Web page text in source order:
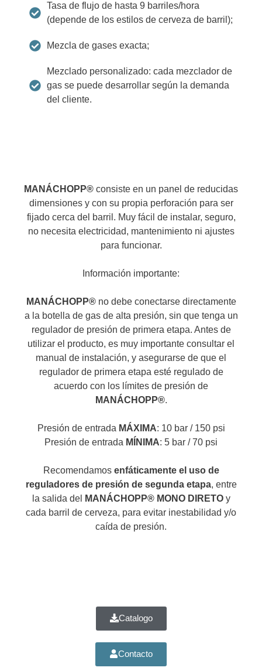
Tasa de flujo de hasta 9 barriles/hora
(depende de los estilos de cerveza de barril);
Mezcla de gases exacta;
Mezclado personalizado: cada mezclador de
gas se puede desarrollar según la demanda
del cliente.
MANÁCHOPP® consiste en un panel de reducidas
dimensiones y con su propia perforación para ser
fijado cerca del barril. Muy fácil de instalar, seguro,
no necesita electricidad, mantenimiento ni ajustes
para funcionar.
Información importante:
MANÁCHOPP®no debe conectarse directamente
a la botella de gas de alta presión, sin que tenga un
regulador de presión de primera etapa. Antes de
utilizar el producto, es muy importante consultar el
manual de instalación, y asegurarse de que el
regulador de primera etapa esté regulado de
acuerdo con los límites de presión de
MANÁCHOPP®.
Presión de entrada MÁXIMA: 10 bar / 150 psi
Presión de entrada MÍNIMA: 5 bar / 70 psi
Recomendamos enfáticamente el uso de
reguladores de presión de segunda etapa, entre
la salida del
MANÁCHOPP® MONO DIRETOy
cada barril de cerveza, para evitar inestabilidad y/o
caída de presión.
Catalogo
Contacto